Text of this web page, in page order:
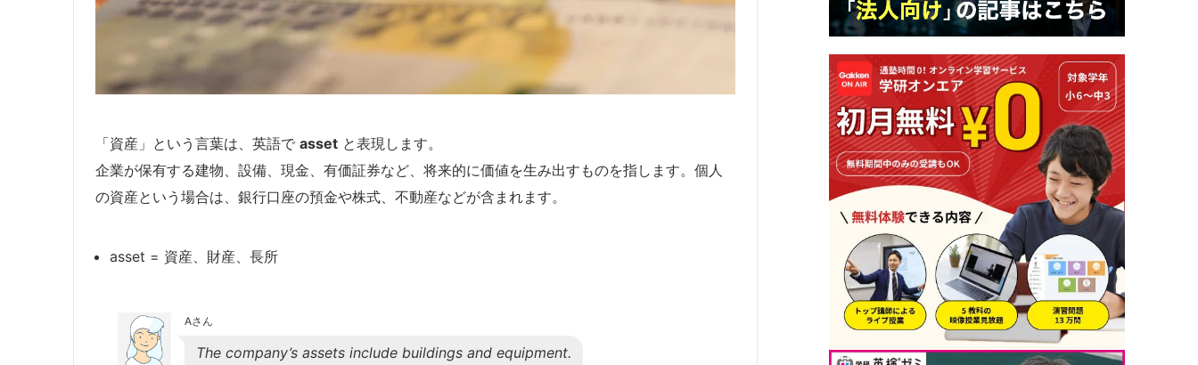
「資産」という言葉は、英語で asset と表現します。
企業が保有する建物、設備、現金、有価証券など、将来的に価値を生み出すものを指します。個人
の資産という場合は、銀行口座の預金や株式、不動産などが含まれます。
asset = 資産、財産、長所
Aさん
The company’s assets include buildings and equipment.